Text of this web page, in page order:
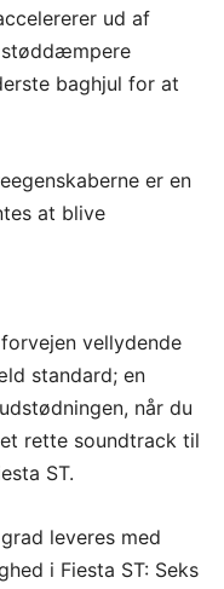
ud af
støddæmpere
baghjul for at
er en
at blive
vellydende
standard; en
når du
rette soundtrack til
ST.
leveres med
i Fiesta ST: Seks